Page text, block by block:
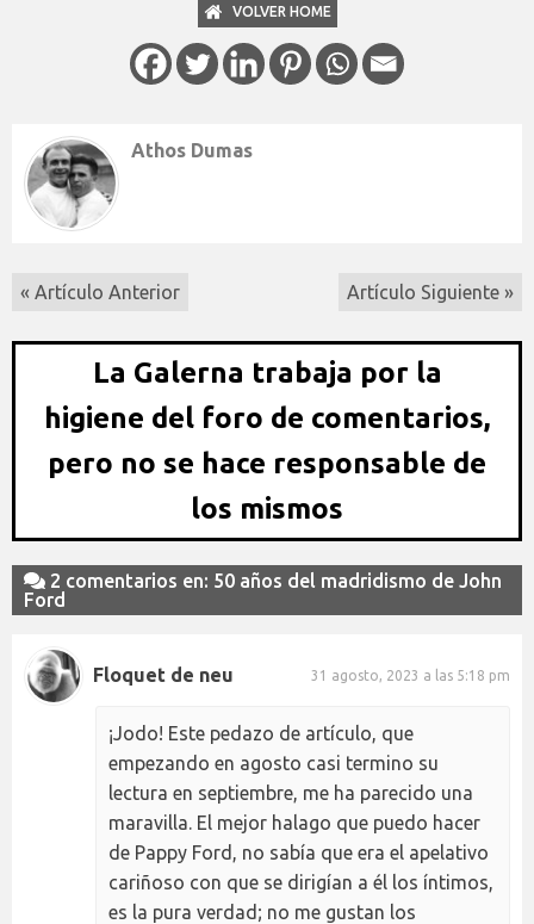
VOLVER HOME
Athos Dumas
« Artículo Anterior Artículo Siguiente »
La Galerna trabaja por la
higiene del foro de comentarios,
pero no se hace responsable de
los mismos
2 comentarios en: 50 años del madridismo de John
Ford
Floquet de neu 31 agosto, 2023 a las 5:18 pm
¡Jodo! Este pedazo de artículo, que
empezando en agosto casi termino su
lectura en septiembre, me ha parecido una
maravilla. El mejor halago que puedo hacer
de Pappy Ford, no sabía que era el apelativo
cariñoso con que se dirigían a él los íntimos,
es la pura verdad; no me gustan los